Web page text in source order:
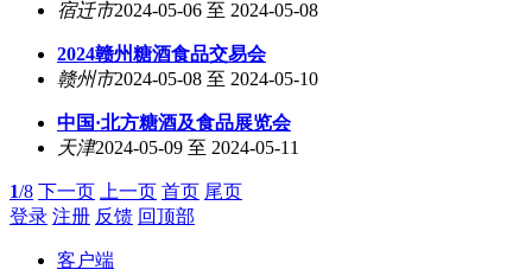
宿迁市2024-05-06 至 2024-05-08
2024赣州糖酒食品交易会
赣州市2024-05-08 至 2024-05-10
中国·北方糖酒及食品展览会
天津2024-05-09 至 2024-05-11
1/8 下一页 上一页 首页 尾页
登录 注册 反馈 回顶部
客户端